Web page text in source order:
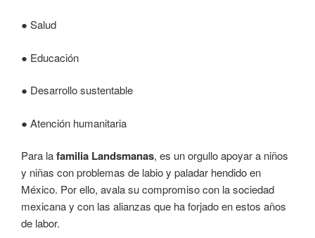
● Salud
● Educación
● Desarrollo sustentable
● Atención humanitaria
Para lafamilia Landsmanas, es un orgullo apoyar a niños
y niñas con problemas de labio y paladar hendido en
México. Por ello, avala su compromiso con la sociedad
mexicana y con las alianzas que ha forjado en estos años
de labor.